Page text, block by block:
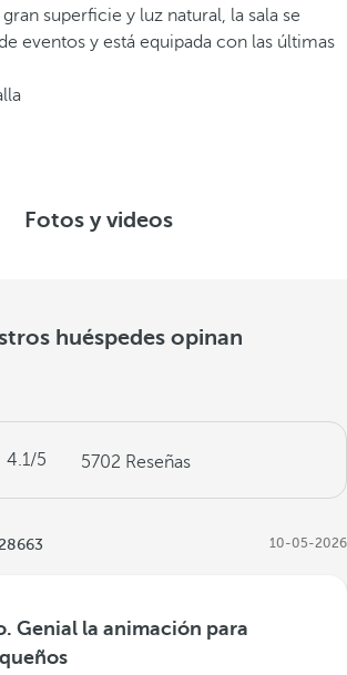
superficie y luz natural, la sala se
eventos y está equipada con las últimas
Fotos y videos
huéspedes opinan
4.1/5 5702 Reseñas
10-05-2026
Genial la animación para
y pequeños